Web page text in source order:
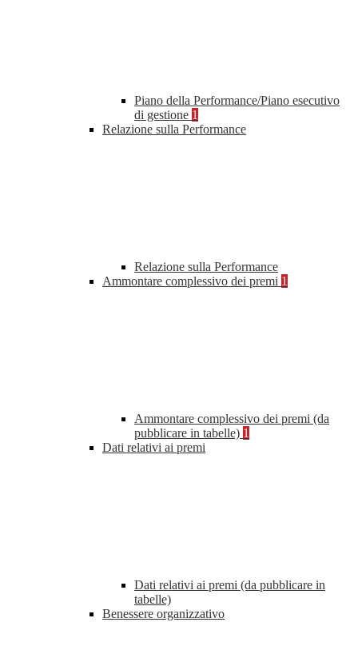
Piano della Performance/Piano esecutivo
di gestione 1
Relazione sulla Performance
Relazione sulla Performance
Ammontare complessivo dei premi 1
Ammontare complessivo dei premi (da
pubblicare in tabelle) 1
Dati relativi ai premi
Dati relativi ai premi (da pubblicare in
tabelle)
Benessere organizzativo